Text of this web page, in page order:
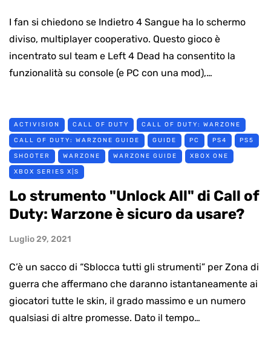
I fan si chiedono se Indietro 4 Sangue ha lo schermo
diviso, multiplayer cooperativo. Questo gioco è
incentrato sul team e Left 4 Dead ha consentito la
funzionalità su console (e PC con una mod),…
ACTIVISION CALL OF DUTY CALL OF DUTY: WARZONE
CALL OF DUTY: WARZONE GUIDE GUIDE PC PS4 PS5
SHOOTER WARZONE WARZONE GUIDE XBOX ONE
XBOX SERIES X|S
Lo strumento "Unlock All" di Call of
Duty: Warzone è sicuro da usare?
Luglio 29, 2021
C’è un sacco di “Sblocca tutti gli strumenti” per Zona di
guerra che affermano che daranno istantaneamente ai
giocatori tutte le skin, il grado massimo e un numero
qualsiasi di altre promesse. Dato il tempo…